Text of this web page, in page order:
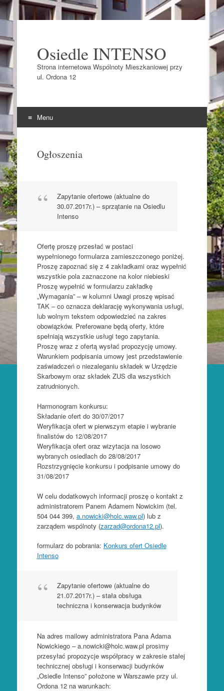
Osiedle INTENSO
Strona internetowa Wspólnoty Mieszkaniowej przy
ul. Ordona 12
Menu
Ogłoszenia
Zapytanie ofertowe (aktualne do
30.07.2017r.) – sprzątanie na Osiedlu
Intenso
Ofertę proszę przesłać w postaci
wypełnionego formularza zamieszczonego poniżej.
Proszę zapoznać się z 4 zakładkami oraz wypełnić
wszystkie pola zaznaczone na kolor niebieski
Proszę wypełnić w formularzu zakładkę
„Wymagania” – w kolumni Uwagi proszę wpisać
TAK – co oznacza deklarację wykonywania usługi,
lub wolnym tekstem odpowiedzieć na zakres
obowiązków. Preferowane będą oferty, które
spełniają wszystkie usługi tego zapytania.
Proszę wraz z ofertą wysłać propozycję umowy.
Warunkiem podpisania umowy jest przedstawienie
zaświadczeń o niezaleganiu składek w Urzędzie
Skarbowym oraz składek ZUS dla wszystkich
zatrudnionych.
Harmonogram konkursu:
Składanie ofert do 30/07/2017
Weryfikacja ofert w pierwszym etapie i wybranie
finalistów do 12/08/2017
Weryfikacja ofert oraz wizytacja na losowo
wybranych osiedlach do 28/08/2017
Rozstrzygnięcie konkursu i podpisanie umowy do
31/08/2017
W celu dodatkowych informacji proszę o kontakt z
administratorem Panem Adamem Nowickim (tel.
504 044 399, a.nowicki@holc.waw.pl) lub z
zarządem wspólnoty (zarzad@ordona12.pl).
formularz do pobrania: Konkurs ofert Osiedle
Intenso
Zapytanie ofertowe (aktualne do
21.07.2017r.) – stała obsługa
techniczna i konserwacja budynków
Na adres mailowy administratora Pana Adama
Nowickiego – a.nowicki@holc.waw.pl prosimy
przesyłać propozycje współpracy w zakresie stałej
technicznej obsługi i konserwacji budynków
„Osiedle Intenso” położone w Warszawie przy ul.
Ordona 12 na warunkach: